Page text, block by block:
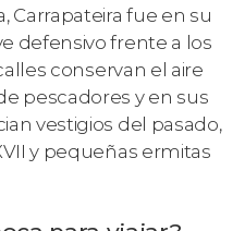
Carrapateira fue en su
defensivo frente a los
conservan el aire
pescadores y en sus
vestigios del pasado,
y pequeñas ermitas